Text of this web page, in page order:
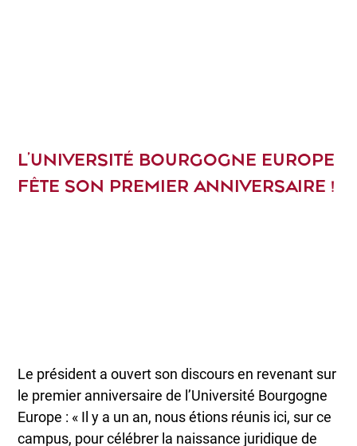
L’UNIVERSITÉ BOURGOGNE EUROPE
FÊTE SON PREMIER ANNIVERSAIRE !
Le président a ouvert son discours en revenant sur
le premier anniversaire de l’Université Bourgogne
Europe : « Il y a un an, nous étions réunis ici, sur ce
campus, pour célébrer la naissance juridique de